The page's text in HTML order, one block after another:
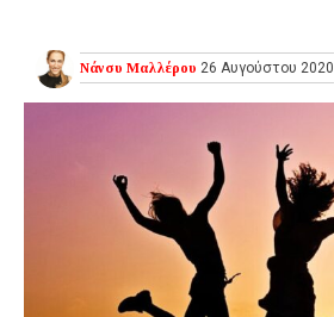
Νάνσυ Μαλλέρου 26 Αυγούστου 2020